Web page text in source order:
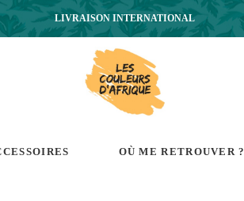
LIVRAISON INTERNATIONAL
OÙ ME RETROUVER ?